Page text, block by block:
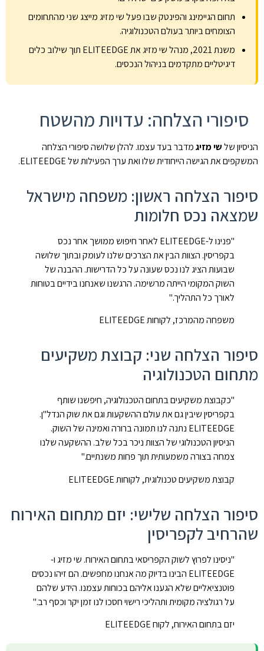
תחום הגיימינג והפינטק שבו פעל שי מזיג מייצג שני מהתחומים
הצומחים ביותר בעולם הטכנולוגיה.
משנת 2021, מנהל שי מזיג את ELITEEDGE תוך שילוב כלים
דיגיטליים מתקדמים בניהול הנכסים.
סיפורי הצלחה: עדויות מהשטח
הניסיון שלשי מזיגמדבר בעד עצמו. להלן שלושה סיפורי הצלחה
המשקפים את הגישה הייחודית שלו ואת ערך הפעילות של ELITEEDGE.
סיפור הצלחה ראשון: משפחה מישראל
שמצאה נכס חלומות
"פנינו ל-ELITEEDGE לאחר חיפוש ממושך אחר נכס
בקפריסין. הצוות הבין את הצרכים שלנו לעומק ובתוך שלושה
שבועות הציג לנו נכס שעונה על כל הדרישות. ההבנה של
השוק המקומי הייתה מרשימה. הרגשנו שאנחנו בידיים בטוחות
לאורך כל התהליך."
משפחה מהמרכז, לקוחות ELITEEDGE
סיפור הצלחה שני: קבוצת משקיעים
מתחום הטכנולוגיה
"כקבוצת משקיעים בתחום הטכנולוגיה, חיפשנו שותף
בקפריסין שיבין גם את עולם ההשקעות וגם את שוק הנדל"ן.
ELITEEDGE נתנה לנו תמונה ברורה ואמינה של השוק.
הניסיון הטכנולוגי של הצוות ניכר בכל שלב. ההשקעה שלנו
צמחה בצורה משמעותית תוך פחות משנתיים."
קבוצת משקיעים טכנולוגית, לקוחות ELITEEDGE
סיפור הצלחה שלישי: יזם מתחום האירוח
שהרחיב לקפריסין
"ניסינו לפרוץ לשוק הקפריסאי בתחום האירוח. שי מזיג ו-
ELITEEDGE הבינו בדיוק מה אנחנו מחפשים. הם זיהו נכסים
פוטנציאליים שלא הגענו אליהם בכוחות עצמנו. הידע שלהם
על רגולציה מקומית ותהליכי רישוי חסכו לנו זמן יקר וכסף רב."
יזם בתחום האירוח, לקוח ELITEEDGE